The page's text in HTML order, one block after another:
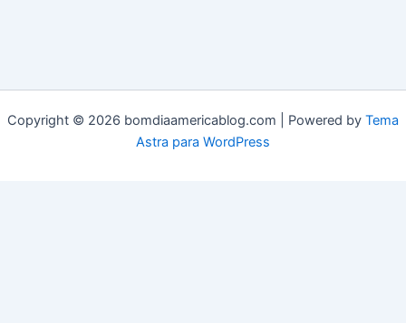
Copyright © 2026 bomdiaamericablog.com | Powered by Tema
Astra para WordPress